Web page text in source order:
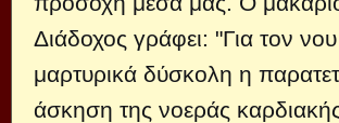
Διάδοχος γράφει: "Για τον νου
μαρτυρικά δύσκολη η
άσκηση της νοεράς